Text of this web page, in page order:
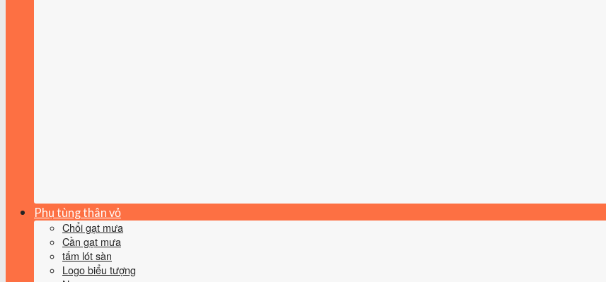
Phụ tùng thân vỏ
Chổi gạt mưa
Cần gạt mưa
tấm lót sàn
Logo biểu tượng